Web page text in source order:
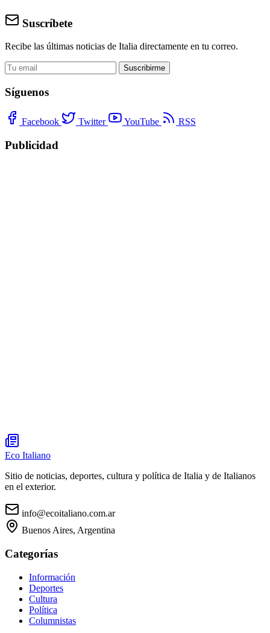
Suscríbete
Recibe las últimas noticias de Italia directamente en tu correo.
Suscribirme
Síguenos
Facebook Twitter YouTube RSS
Publicidad
Eco Italiano
Sitio de noticias, deportes, cultura y política de Italia y de Italianos
en el exterior.
info@ecoitaliano.com.ar
Buenos Aires, Argentina
Categorías
Información
Deportes
Cultura
Política
Columnistas